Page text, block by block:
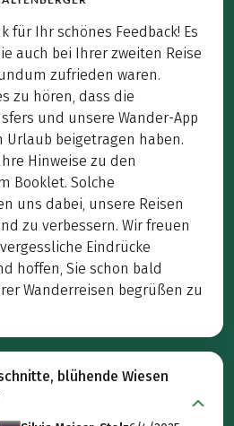
für Ihr schönes Feedback! Es
auch bei Ihrer zweiten Reise
zufrieden waren.
zu hören, dass die
und unsere Wander-App
beigetragen haben.
Hinweise zu den
Booklet. Solche
uns dabei, unsere Reisen
zu verbessern. Wir freuen
Eindrücke
hoffen, Sie schon bald
Wanderreisen begrüßen zu
blühende Wiesen